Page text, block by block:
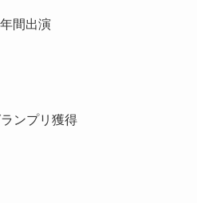
間出演
ンプリ獲得